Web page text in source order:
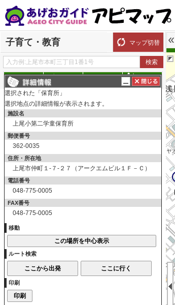
子育て・教育 マップ切替
探す ルート
表示切替
保育所
保育所
私立保育園
地域型保育施設
学童保育所
認定こども園
認定こども園
幼稚園
小学校・中学校
小学校
中学校
放課後児童クラブ
病児・病後児保育施設
選択された「保育所」
選択地点の詳細情報が表示されます。
施設名
上尾小第二学童保育所
郵便番号
362-0035
住所・所在地
上尾市仲町１-７-２７（アークエムビル１Ｆ－Ｃ）
電話番号
048-775-0005
FAX番号
048-775-0005
移動
ルート検索
印刷